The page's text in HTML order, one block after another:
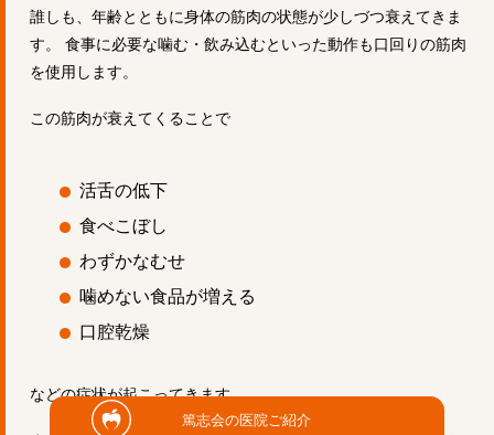
篤志会の医院ご紹介
誰しも、年齢とともに身体の筋肉の状態が少しづつ衰えてきま
す。 食事に必要な噛む・飲み込むといった動作も口回りの筋肉
を使用します。
この筋肉が衰えてくることで
活舌の低下
食べこぼし
わずかなむせ
噛めない食品が増える
口腔乾燥
などの症状が起こってきます。